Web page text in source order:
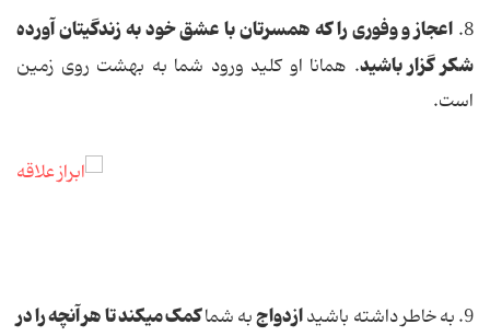
8. اعجاز و وفوری را كه همسرتان با عشق خود به زندگیتان آورده
شكر گزار باشید. همانا او كلید ورود شما به بهشت روی زمین
است.
9. به خاطر داشته باشید ازدواجبه شماكمک میكند تا هر آنچه را در